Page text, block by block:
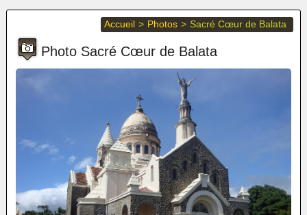
Photo Sacré Cœur de Balata
Accueil > Photos > Sacré Cœur de Balata